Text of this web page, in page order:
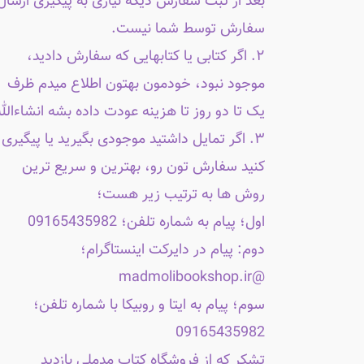
سفارش توسط شما نیست.
۲. اگر کتابی یا کتابهایی که سفارش دادید،
موجود نبود، خودمون بهتون اطلاع میدم ظرف
یک تا دو روز تا هزینه عودت داده بشه
۳. اگر تمایل داشتید موجودی بگیرید یا پیگیری
کنید سفارش تون رو، بهترین و سریع ترین
روش ها به ترتیب زیر هست؛
اول؛ پیام به شماره تلفن؛ 09165435982
دوم: پیام در دایرکت اینستاگرام؛
@madmolibookshop.ir
سوم؛ پیام به ایتا و روبیکا با شماره تلفن؛
09165435982